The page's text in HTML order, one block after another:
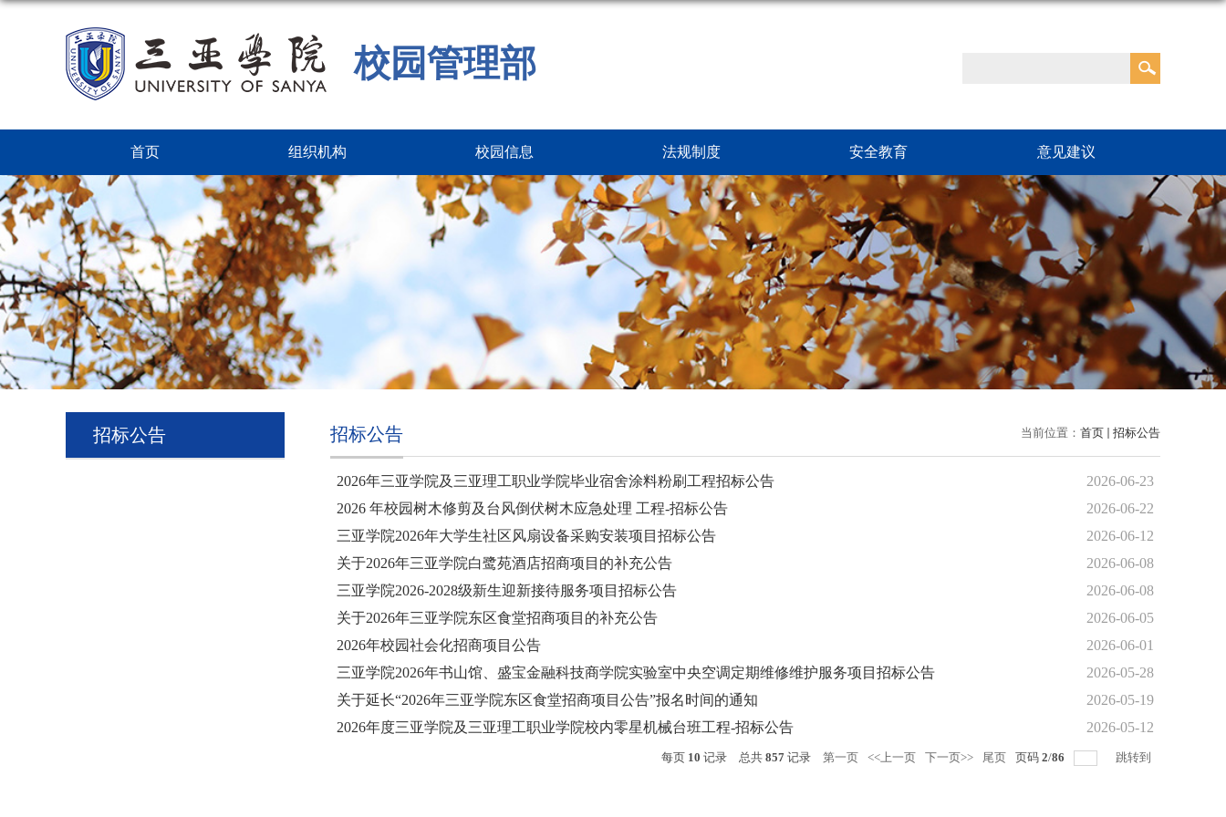
校园管理部
首页 组织机构 校园信息 法规制度 安全教育 意见建议
招标公告 当前位置： 首页 招标公告
招标公告
2026年三亚学院及三亚理工职业学院毕业宿舍涂料粉刷工程招标公告
2026-06-23
2026 年校园树木修剪及台风倒伏树木应急处理 工程-招标公告
2026-06-22
三亚学院2026年大学生社区风扇设备采购安装项目招标公告
2026-06-12
关于2026年三亚学院白鹭苑酒店招商项目的补充公告
2026-06-08
三亚学院2026-2028级新生迎新接待服务项目招标公告
2026-06-08
关于2026年三亚学院东区食堂招商项目的补充公告
2026-06-05
2026年校园社会化招商项目公告
2026-06-01
三亚学院2026年书山馆、盛宝金融科技商学院实验室中央空调定期维修维护服务项目招标公告
2026-05-28
关于延长“2026年三亚学院东区食堂招商项目公告”报名时间的通知
2026-05-19
2026年度三亚学院及三亚理工职业学院校内零星机械台班工程-招标公告
2026-05-12
每页 10 记录 总共 857 记录 第一页 <<上一页 下一页>> 尾页 页码 2/86 跳转到